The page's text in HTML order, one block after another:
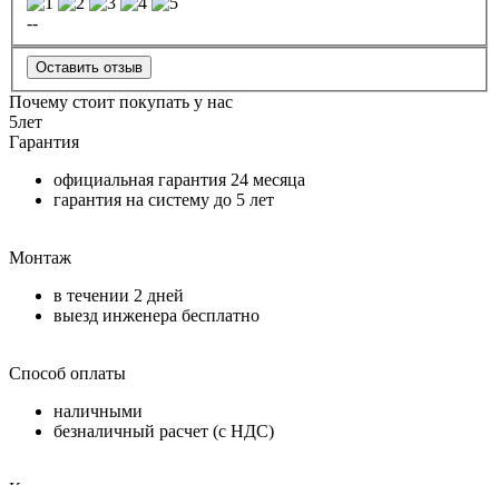
--
Оставить отзыв
Почему стоит покупать у нас
5лет
Гарантия
официальная гарантия 24 месяца
гарантия на систему до 5 лет
Монтаж
в течении 2 дней
выезд инженера бесплатно
Способ оплаты
наличными
безналичный расчет (с НДС)